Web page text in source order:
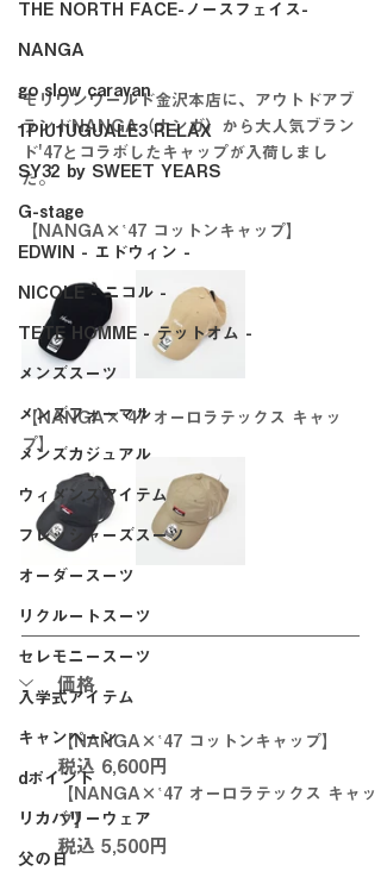
THE NORTH FACE-ノースフェイス-
NANGA
go slow caravan
1PIU1UGUALE3 RELAX
SY32 by SWEET YEARS
G-stage
EDWIN - エドウィン -
NICOLE - ニコル -
TETE HOMME - テットオム -
メンズスーツ
メンズフォーマル
メンズカジュアル
ウィメンズアイテム
フレッシャーズスーツ
オーダースーツ
リクルートスーツ
セレモニースーツ
入学式アイテム
キャンペーン
dポイント
リカバリーウェア
父の日
モリワンワールド金沢本店に、アウトドアブ
ランドNANGA（ナンガ）から大人気ブラン
ド'47とコラボしたキャップが入荷しまし
た。
【NANGA×‛47 コットンキャップ】
【NANGA×‛47 オーロラテックス キャッ
プ】
価格
【NANGA×‛47 コットンキャップ】
税込 6,600円
【NANGA×‛47 オーロラテックス キャッ
プ】
税込 5,500円